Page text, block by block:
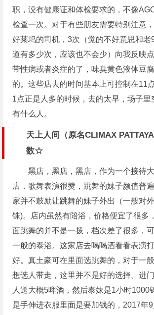
职，没有健康证和体检要求的，不像
检查一次。对于有些朋友需要特别注意
好莱坞的司机，3次（觉的不好意思和老
道有多少次，应该也不会少）向我反映
带性病或者炎症的了，味臭黄色液体豆
的。这些店去的时间基本上可控制在11
1点正是人多的时候，去的太早，场子里
有什么人。
天上人间（原名CLIMAX
数☆
黑店，黑店，黑店，作为一个接待
店，歌舞表演很赞，跳舞的妹子颜值普
家并不鼓励让跳舞的妹子外出（一般对
铢)。店内虽然有陪浴，价格便宜了很多
面跳舞的并不是一拨，档次差了很多，
一般的泰浴。这家店去喝喝酒看看表演
好。真土豪可在里面选跳舞的，对于一
想选人带走，这里并不是好的选择。进
人送大概5啤酒，然后泰妹是1小时1000
是手伸进衣服里面是要加钱的，2017年